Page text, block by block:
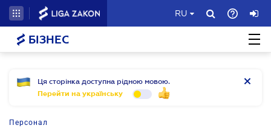
RU
БІЗНЕС
Ця сторінка доступна рідною мовою.
Перейти на українську
Персонал